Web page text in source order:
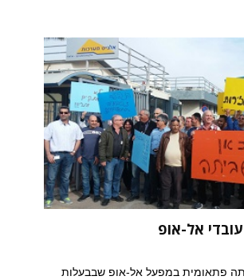
אל-אופ
פתאומית במפעל אל-אופ שבבעלות